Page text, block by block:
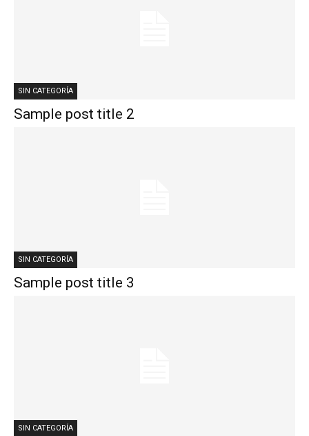
SIN CATEGORÍA
Sample post title 2
SIN CATEGORÍA
Sample post title 3
SIN CATEGORÍA